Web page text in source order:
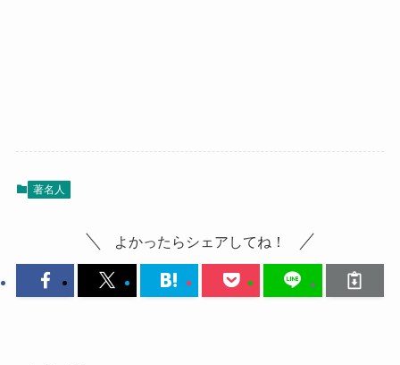
著名人
よかったらシェアしてね！